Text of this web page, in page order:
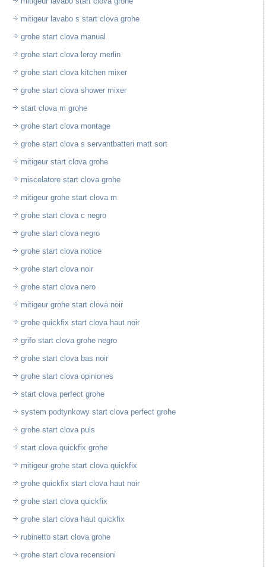
mitigeur lavabo s start clova grohe
grohe start clova manual
grohe start clova leroy merlin
grohe start clova kitchen mixer
grohe start clova shower mixer
start clova m grohe
grohe start clova montage
grohe start clova s servantbatteri matt sort
mitigeur start clova grohe
miscelatore start clova grohe
mitigeur grohe start clova m
grohe start clova c negro
grohe start clova negro
grohe start clova notice
grohe start clova noir
grohe start clova nero
mitigeur grohe start clova noir
grohe quickfix start clova haut noir
grifo start clova grohe negro
grohe start clova bas noir
grohe start clova opiniones
start clova perfect grohe
system podtynkowy start clova perfect grohe
grohe start clova puls
start clova quickfix grohe
mitigeur grohe start clova quickfix
grohe quickfix start clova haut noir
grohe start clova quickfix
grohe start clova haut quickfix
rubinetto start clova grohe
grohe start clova recensioni